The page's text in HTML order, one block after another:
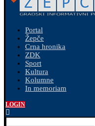
Portal
Žepče
Crna hronika
ZDK
Sport
Kultura
Kolumne
In memoriam
LOGIN